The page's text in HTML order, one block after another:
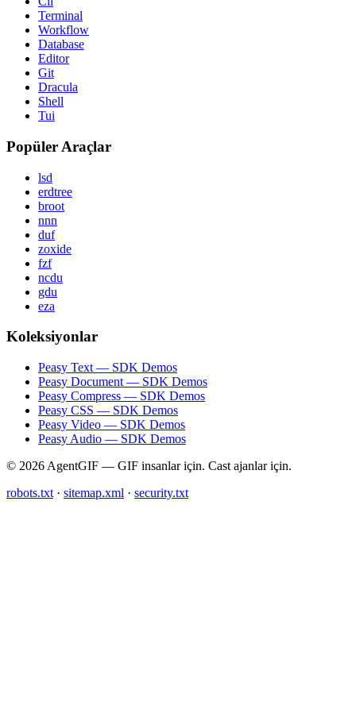
Terminal
Workflow
Database
Editor
Git
Dracula
Shell
Tui
Popüler Araçlar
lsd
erdtree
broot
nnn
duf
zoxide
fzf
ncdu
gdu
eza
Koleksiyonlar
Peasy Text — SDK Demos
Peasy Document — SDK Demos
Peasy Compress — SDK Demos
Peasy CSS — SDK Demos
Peasy Video — SDK Demos
Peasy Audio — SDK Demos
© 2026 AgentGIF — GIF insanlar için. Cast ajanlar için.
robots.txt · sitemap.xml · security.txt